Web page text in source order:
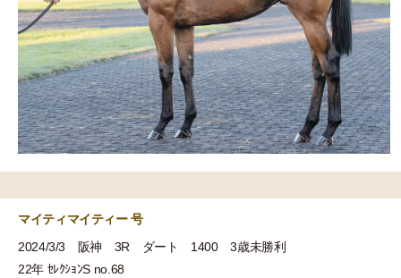
マイティマイティー 号
2024/3/3 阪神 3R ダート 1400 3歳未勝利
22年 ｾﾚｸｼｮﾝS no.68